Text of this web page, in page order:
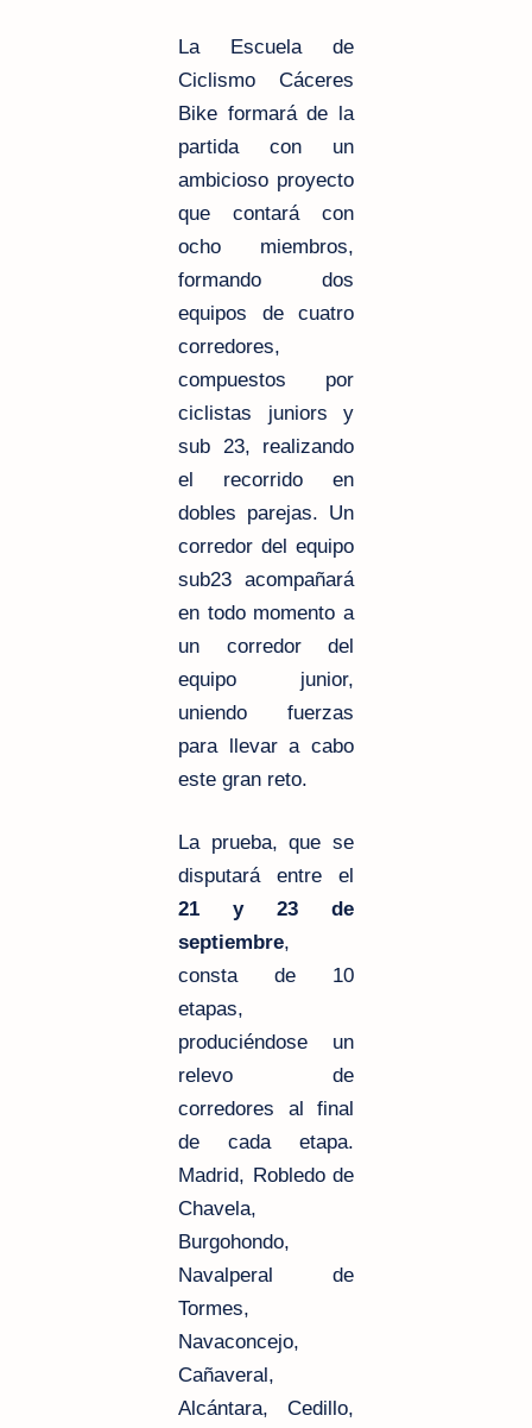
La Escuela de
Ciclismo Cáceres
Bike formará de la
partida con un
ambicioso proyecto
que contará con
ocho miembros,
formando dos
equipos de cuatro
corredores,
compuestos por
ciclistas juniors y
sub 23, realizando
el recorrido en
dobles parejas. Un
corredor del equipo
sub23 acompañará
en todo momento a
un corredor del
equipo junior,
uniendo fuerzas
para llevar a cabo
este gran reto.
La prueba, que se
disputará entre el
21 y 23 de
septiembre,
consta de 10
etapas,
produciéndose un
relevo de
corredores al final
de cada etapa.
Madrid, Robledo de
Chavela,
Burgohondo,
Navalperal de
Tormes,
Navaconcejo,
Cañaveral,
Alcántara, Cedillo,